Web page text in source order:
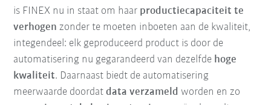
is FINEX nu in staat om haar productiecapaciteit te
verhogen zonder te moeten inboeten aan de kwaliteit,
integendeel: elk geproduceerd product is door de
automatisering nu gegarandeerd van dezelfde hoge
kwaliteit. Daarnaast biedt de automatisering
meerwaarde doordatdata verzameld worden en zo